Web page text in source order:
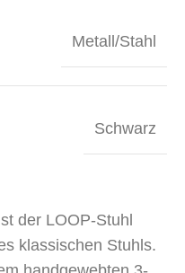
Metall/Stahl
Schwarz
der LOOP-Stuhl
klassischen Stuhls.